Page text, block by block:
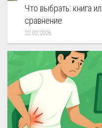
Что выбрать: книга
сравнение
22.02.2026